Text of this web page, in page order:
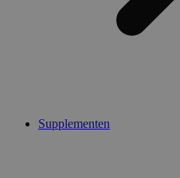
Supplementen